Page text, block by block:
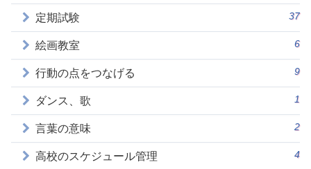
定期試験 37
絵画教室 6
行動の点をつなげる 9
ダンス、歌 1
言葉の意味 2
高校のスケジュール管理 4